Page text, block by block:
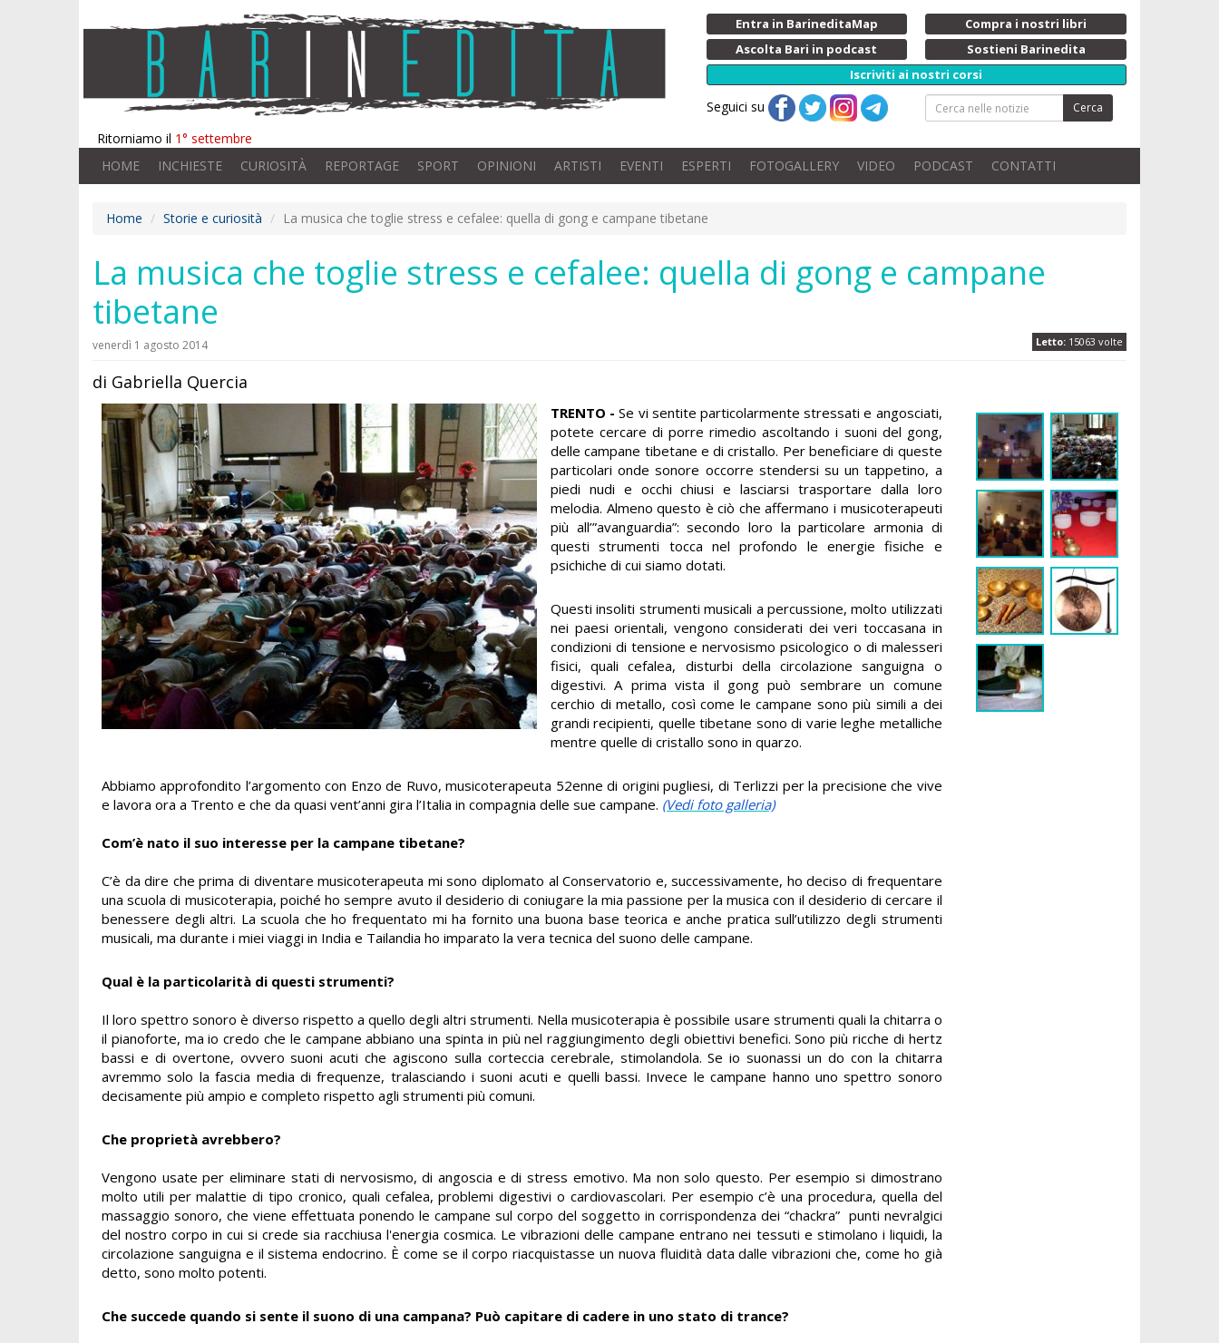
Ritorniamo il 1° settembre
Entra in BarineditaMap
Compra i nostri libri
Ascolta Bari in podcast
Sostieni Barinedita
Iscriviti ai nostri corsi
Seguici su Cerca
HOME INCHIESTE CURIOSITÀ REPORTAGE SPORT OPINIONI ARTISTI EVENTI ESPERTI FOTOGALLERY VIDEO PODCAST CONTATTI
Home Storie e curiosità La musica che toglie stress e cefalee: quella di gong e campane tibetane
La musica che toglie stress e cefalee: quella di gong e campane
tibetane
Letto: 15063 volte
venerdì 1 agosto 2014
di Gabriella Quercia
TRENTO -Se vi sentite particolarmente stressati e angosciati,
potete cercare di porre rimedio ascoltando i suoni del gong,
delle campane tibetane e di cristallo. Per beneficiare di queste
particolari onde sonore occorre stendersi su un tappetino, a
piedi nudi e occhi chiusi e lasciarsi trasportare dalla loro
melodia. Almeno questo è ciò che affermano i musicoterapeuti
più all’”avanguardia”: secondo loro la particolare armonia di
questi strumenti tocca nel profondo le energie fisiche e
psichiche di cui siamo dotati.
Questi insoliti strumenti musicali a percussione, molto utilizzati
nei paesi orientali, vengono considerati dei veri toccasana in
condizioni di tensione e nervosismo psicologico o di malesseri
fisici, quali cefalea, disturbi della circolazione sanguigna o
digestivi. A prima vista il gong può sembrare un comune
cerchio di metallo, così come le campane sono più simili a dei
grandi recipienti, quelle tibetane sono di varie leghe metalliche
mentre quelle di cristallo sono in quarzo.
Abbiamo approfondito l’argomento con Enzo de Ruvo, musicoterapeuta 52enne di origini pugliesi, di Terlizzi per la precisione che vive
e lavora ora a Trento e che da quasi vent’anni gira l’Italia in compagnia delle sue campane. (Vedi foto galleria)
Com’è nato il suo interesse per la campane tibetane?
C’è da dire che prima di diventare musicoterapeuta mi sono diplomato al Conservatorio e, successivamente, ho deciso di frequentare
una scuola di musicoterapia, poiché ho sempre avuto il desiderio di coniugare la mia passione per la musica con il desiderio di cercare il
benessere degli altri. La scuola che ho frequentato mi ha fornito una buona base teorica e anche pratica sull’utilizzo degli strumenti
musicali, ma durante i miei viaggi in India e Tailandia ho imparato la vera tecnica del suono delle campane.
Qual è la particolarità di questi strumenti?
Il loro spettro sonoro è diverso rispetto a quello degli altri strumenti. Nella musicoterapia è possibile usare strumenti quali la chitarra o
il pianoforte, ma io credo che le campane abbiano una spinta in più nel raggiungimento degli obiettivi benefici. Sono più ricche di hertz
bassi e di overtone, ovvero suoni acuti che agiscono sulla corteccia cerebrale, stimolandola. Se io suonassi un do con la chitarra
avremmo solo la fascia media di frequenze, tralasciando i suoni acuti e quelli bassi. Invece le campane hanno uno spettro sonoro
decisamente più ampio e completo rispetto agli strumenti più comuni.
Che proprietà avrebbero?
Vengono usate per eliminare stati di nervosismo, di angoscia e di stress emotivo. Ma non solo questo. Per esempio si dimostrano
molto utili per malattie di tipo cronico, quali cefalea, problemi digestivi o cardiovascolari. Per esempio c’è una procedura, quella del
massaggio sonoro, che viene effettuata ponendo le campane sul corpo del soggetto in corrispondenza dei “chackra” punti nevralgici
del nostro corpo in cui si crede sia racchiusa l'energia cosmica. Le vibrazioni delle campane entrano nei tessuti e stimolano i liquidi, la
circolazione sanguigna e il sistema endocrino. È come se il corpo riacquistasse un nuova fluidità data dalle vibrazioni che, come ho già
detto, sono molto potenti.
Che succede quando si sente il suono di una campana? Può capitare di cadere in uno stato di trance?